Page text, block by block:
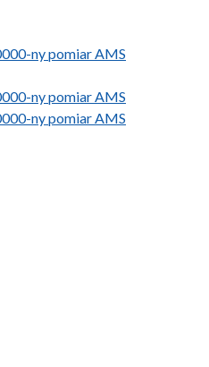
ny pomiar AMS
ny pomiar AMS
ny pomiar AMS